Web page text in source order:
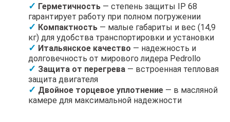
Герметичность — степень защиты IP 68
гарантирует работу при полном погружении
Компактность — малые габариты и вес (14,9
кг) для удобства транспортировки и установки
Итальянское качество — надежность и
долговечность от мирового лидера Pedrollo
Защита от перегрева — встроенная тепловая
защита двигателя
Двойное торцевое уплотнение — в масляной
камере для максимальной надежности